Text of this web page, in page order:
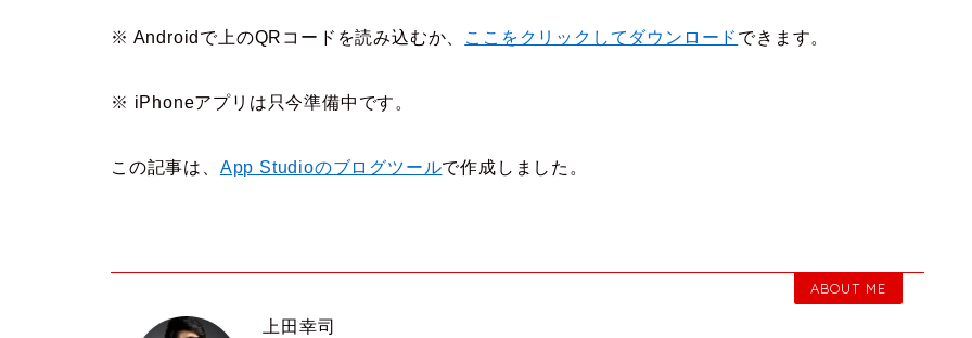
※ Androidで上のQRコードを読み込むか、 ここをクリックしてダウンロード できます。
※ iPhoneアプリは只今準備中です。
この記事は、 App Studioのブログツールで作成しました。
ABOUT ME
上田幸司